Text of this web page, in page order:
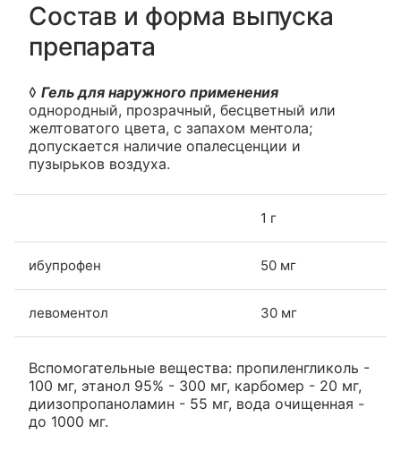
Состав и форма выпуска
препарата
◊ Гель для наружного применения
однородный, прозрачный, бесцветный или
желтоватого цвета, с запахом ментола;
допускается наличие опалесценции и
пузырьков воздуха.
1 г
ибупрофен 50 мг
левоментол 30 мг
Вспомогательные вещества: пропиленгликоль -
100 мг, этанол 95% - 300 мг, карбомер - 20 мг,
диизопропаноламин - 55 мг, вода очищенная -
до 1000 мг.